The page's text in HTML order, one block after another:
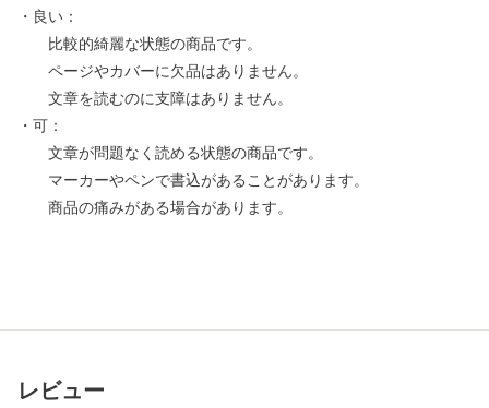
・良い：
比較的綺麗な状態の商品です。
ページやカバーに欠品はありません。
文章を読むのに支障はありません。
・可：
文章が問題なく読める状態の商品です。
マーカーやペンで書込があることがあります。
商品の痛みがある場合があります。
レビュー